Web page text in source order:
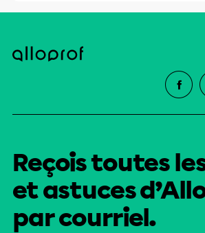
Reçois toutes
et astuces
par courriel.